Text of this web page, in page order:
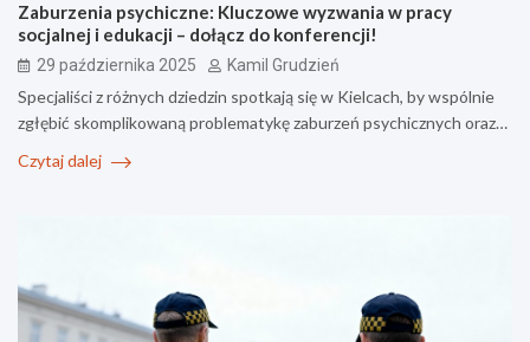
Zaburzenia psychiczne: Kluczowe wyzwania w pracy
socjalnej i edukacji – dołącz do konferencji!
29 października 2025 Kamil Grudzień
Specjaliści z różnych dziedzin spotkają się w Kielcach, by wspólnie
zgłębić skomplikowaną problematykę zaburzeń psychicznych oraz…
Czytaj dalej